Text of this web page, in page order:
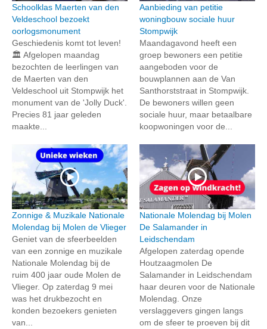
Schoolklas Maerten van den
Veldeschool bezoekt
oorlogsmonument
Geschiedenis komt tot leven!
🏛️ Afgelopen maandag
bezochten de leerlingen van
de Maerten van den
Veldeschool uit Stompwijk het
monument van de 'Jolly Duck'.
Precies 81 jaar geleden
maakte...
Aanbieding van petitie
woningbouw sociale huur
Stompwijk
Maandagavond heeft een
groep bewoners een petitie
aangeboden voor de
bouwplannen aan de Van
Santhorststraat in Stompwijk.
De bewoners willen geen
sociale huur, maar betaalbare
koopwoningen voor de...
Zonnige & Muzikale Nationale
Molendag bij Molen de Vlieger
Geniet van de sfeerbeelden
van een zonnige en muzikale
Nationale Molendag bij de
ruim 400 jaar oude Molen de
Vlieger. Op zaterdag 9 mei
was het drukbezocht en
konden bezoekers genieten
van...
Nationale Molendag bij Molen
De Salamander in
Leidschendam
Afgelopen zaterdag opende
Houtzaagmolen De
Salamander in Leidschendam
haar deuren voor de Nationale
Molendag. Onze
verslaggevers gingen langs
om de sfeer te proeven bij dit